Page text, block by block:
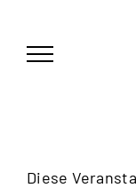
springen
Diese